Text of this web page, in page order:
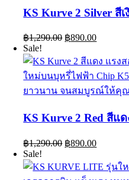
KS Kurve 2 Silver สีเ
฿1,290.00 Original
was:
฿1,290.00.
฿890.00Current
is:
฿
Sale!
KS Kurve 2 Red สีแด
฿1,290.00 Original
was:
฿1,290.00.
฿890.00Current
is:
฿
Sale!